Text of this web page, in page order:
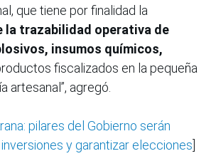
que tiene por finalidad la
la trazabilidad operativa de
insumos químicos,
fiscalizados en la pequeña
artesanal”, agregó.
pilares del Gobierno serán
y garantizar elecciones